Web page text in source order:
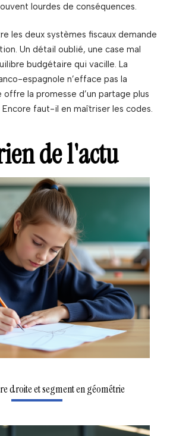
lourdes de conséquences.
les deux systèmes fiscaux demande
Un détail oublié, une case mal
budgétaire qui vacille. La
espagnole n’efface pas la
la promesse d’un partage plus
faut-il en maîtriser les codes.
de l'actu
droite et segment en géométrie